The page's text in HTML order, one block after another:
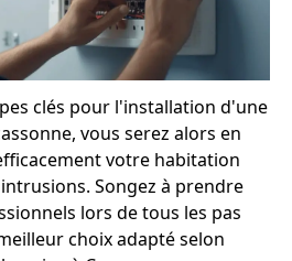
clés pour l'installation d'une
vous serez alors en
votre habitation
Songez à prendre
lors de tous les pas
choix adapté selon